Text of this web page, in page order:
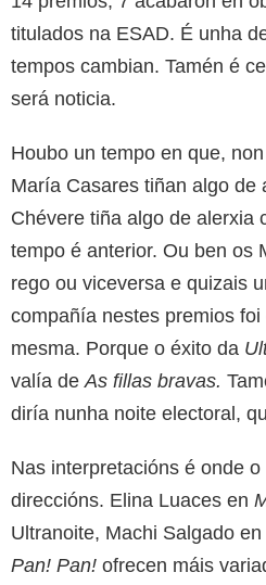
titulados na ESAD. É unha
tempos cambian. Tamén é
será noticia.
Houbo un tempo en que,
María Casares tiñan algo de
Chévere tiña algo de alerxia
tempo é anterior. Ou ben os
rego ou viceversa e quizais
compañía nestes premios
mesma. Porque o éxito da
valía deAs fillas bravas.
diría nunha noite electoral,
Nas interpretacións é onde
direccións. Elina Luaces en
Ultranoite, Machi Salgado en
Pan! Pan! ofrecen máis